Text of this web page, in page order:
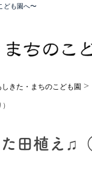
ども園へ〜
しきた・まちのこども園 >
田植え♫（